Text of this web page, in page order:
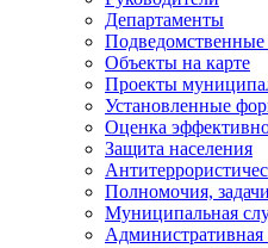
Департаменты
Подведомственные
Объекты на карте
Проекты
Установленные
Оценка
Защита населения
Полномочия,
Муниципальная
Административная